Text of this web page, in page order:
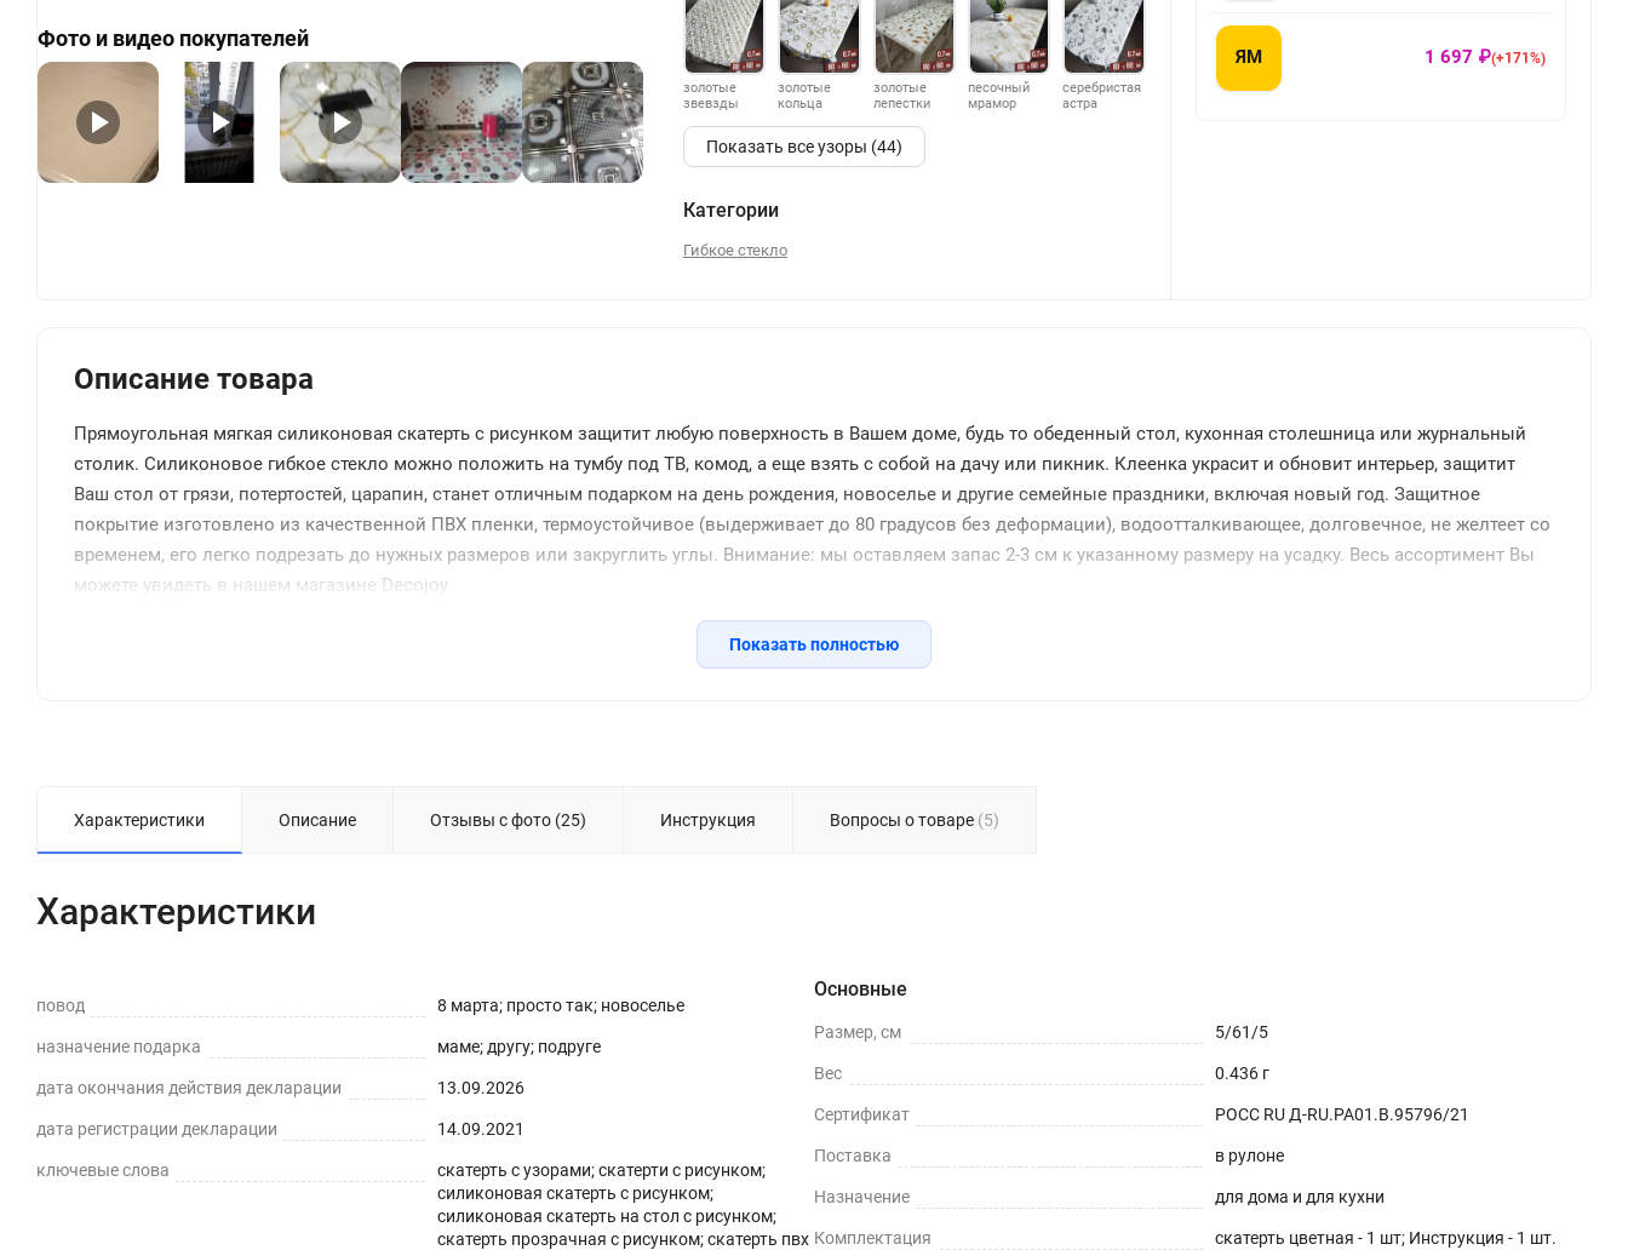
Фото и видео покупателей
золотые
звевзды
золотые
кольца
золотые
лепестки
песочный
мрамор
серебристая
астра
Показать все узоры (44)
Категории
Гибкое стекло
ЯМ 1 697 ₽(+171%)
Описание товара
Прямоугольная мягкая силиконовая скатерть с рисунком защитит любую поверхность в Вашем доме, будь то обеденный стол, кухонная столешница или журнальный
столик. Силиконовое гибкое стекло можно положить на тумбу под ТВ, комод, а еще взять с собой на дачу или пикник. Клеенка украсит и обновит интерьер, защитит
Ваш стол от грязи, потертостей, царапин, станет отличным подарком на день рождения, новоселье и другие семейные праздники, включая новый год. Защитное
покрытие изготовлено из качественной ПВХ пленки, термоустойчивое (выдерживает до 80 градусов без деформации), водоотталкивающее, долговечное, не желтеет со
временем, его легко подрезать до нужных размеров или закруглить углы. Внимание: мы оставляем запас 2-3 см к указанному размеру на усадку. Весь ассортимент Вы
можете увидеть в нашем магазине Decojoy
Показать полностью
Характеристики Описание Отзывы с фото (25) Инструкция Вопросы о товаре (5)
Характеристики
повод 8 марта; просто так; новоселье
назначение подарка маме; другу; подруге
дата окончания действия декларации 13.09.2026
дата регистрации декларации 14.09.2021
ключевые слова
скатерть с узорами; скатерти с рисунком;
силиконовая скатерть с рисунком;
силиконовая скатерть на стол с рисунком;
скатерть прозрачная с рисунком; скатерть пвх
Основные
Размер, см 5/61/5
Вес 0.436 г
Сертификат РОСС RU Д-RU.РА01.В.95796/21
Поставка в рулоне
Назначение для дома и для кухни
Комплектация скатерть цветная - 1 шт; Инструкция - 1 шт.